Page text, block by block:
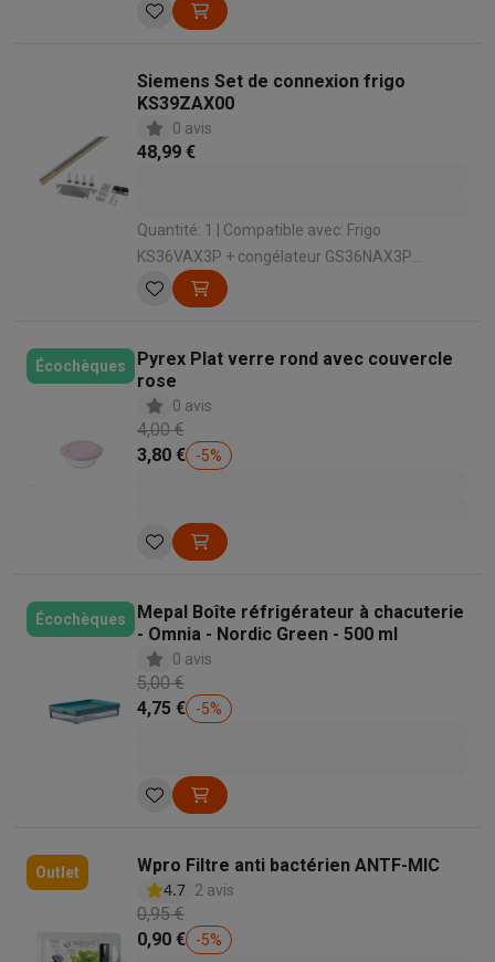
lumen
Siemens Set de connexion frigo
KS39ZAX00
0 avis
48,99 €
Quantité: 1 | Compatible avec: Frigo
KS36VAX3P + congélateur GS36NAX3P
Siemens
Écochèques
Pyrex Plat verre rond avec couvercle
rose
0 avis
4,00 €
3,80 €
-5%
Écochèques
Mepal Boîte réfrigérateur à chacuterie
- Omnia - Nordic Green - 500 ml
0 avis
5,00 €
4,75 €
-5%
Outlet
Wpro Filtre anti bactérien ANTF-MIC
4.7 2 avis
0,95 €
0,90 €
-5%